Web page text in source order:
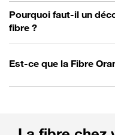
Pourquoi faut-il un
fibre ?
Est-ce que la Fibre